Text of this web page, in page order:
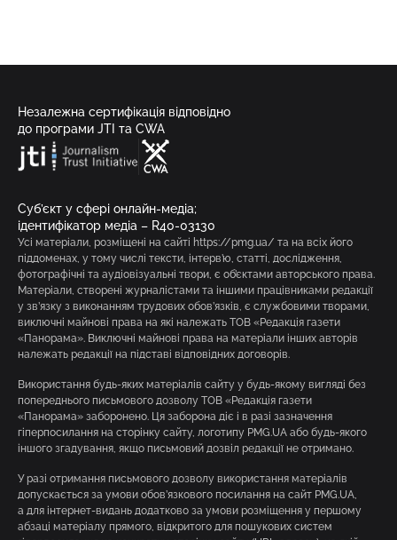
Незалежна сертифікація відповідно
до програми JTI та CWA
Суб’єкт у сфері онлайн-медіа;
ідентифікатор медіа – R40-03130
Усі матеріали, розміщені на сайті https://pmg.ua/ та на всіх його
піддоменах, у тому числі тексти, інтерв’ю, статті, дослідження,
фотографічні та аудіовізуальні твори, є об’єктами авторського права.
Матеріали, створені журналістами та іншими працівниками редакції
у зв’язку з виконанням трудових обов’язків, є службовими творами,
виключні майнові права на які належать ТОВ «Редакція газети
«Панорама». Виключні майнові права на матеріали інших авторів
належать редакції на підставі відповідних договорів.
Використання будь-яких матеріалів сайту у будь-якому вигляді без
попереднього письмового дозволу ТОВ «Редакція газети
«Панорама» заборонено. Ця заборона діє і в разі зазначення
гіперпосилання на сторінку сайту, логотипу PMG.UA або будь-якого
іншого згадування, якщо письмовий дозвіл редакції не отримано.
У разі отримання письмового дозволу використання матеріалів
допускається за умови обов’язкового посилання на сайт PMG.UA,
а для інтернет-видань додатково за умови розміщення у першому
абзаці матеріалу прямого, відкритого для пошукових систем